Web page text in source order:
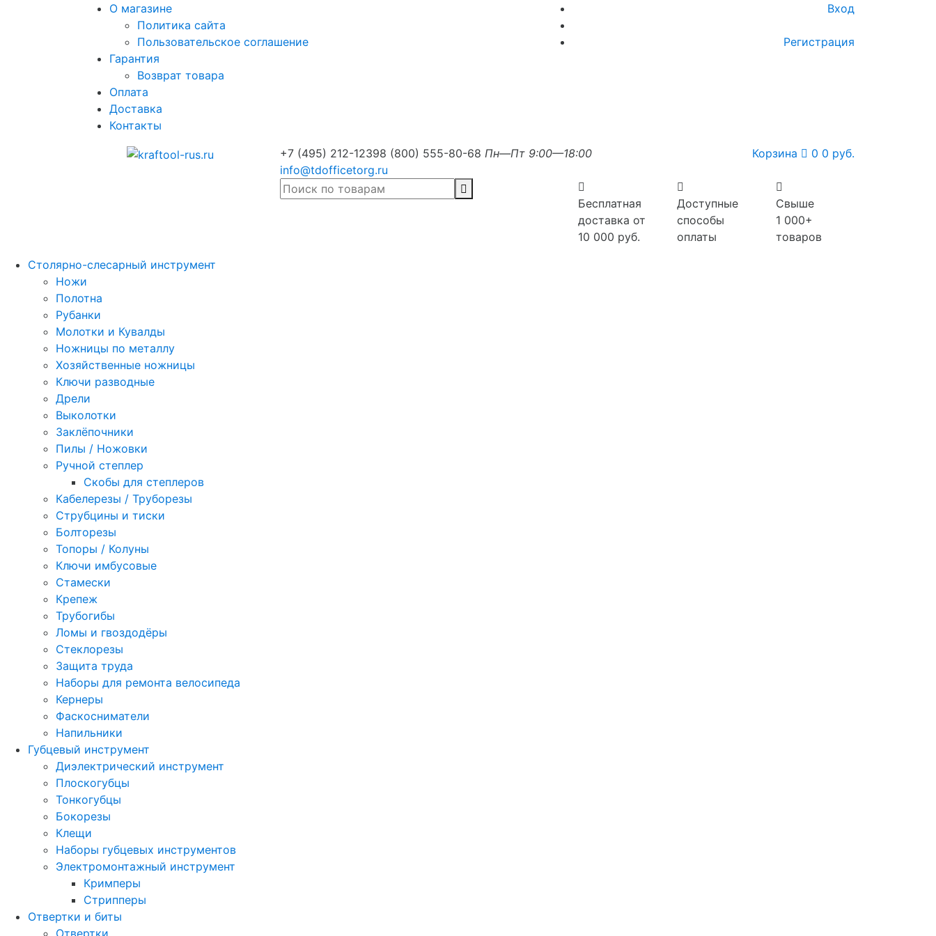
О магазине
Политика сайта
Пользовательское соглашение
Гарантия
Возврат товара
Оплата
Доставка
Контакты
Вход
Регистрация
+7 (495) 212-12398 (800) 555-80-68 Пн—Пт 9:00—18:00
info@tdofficetorg.ru
Корзина 0 0 руб.
Бесплатная
доставка от
10 000 руб.
Доступные
способы
оплаты
Свыше
1 000+
товаров
Столярно-слесарный инструмент
Ножи
Полотна
Рубанки
Молотки и Кувалды
Ножницы по металлу
Хозяйственные ножницы
Ключи разводные
Дрели
Выколотки
Заклёпочники
Пилы / Ножовки
Ручной степлер
Скобы для степлеров
Кабелерезы / Труборезы
Струбцины и тиски
Болторезы
Топоры / Колуны
Ключи имбусовые
Стамески
Крепеж
Трубогибы
Ломы и гвоздодёры
Стеклорезы
Защита труда
Наборы для ремонта велосипеда
Кернеры
Фаскосниматели
Напильники
Губцевый инструмент
Диэлектрический инструмент
Плоскогубцы
Тонкогубцы
Бокорезы
Клещи
Наборы губцевых инструментов
Электромонтажный инструмент
Кримперы
Стрипперы
Отвертки и биты
Отвертки